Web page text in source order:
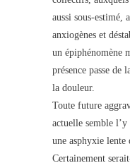
aussi sous-estimé,
anxiogènes et
un épiphénomène
présence passe de
la douleur.
Toute future
actuelle semble
une asphyxie lente
Certainement